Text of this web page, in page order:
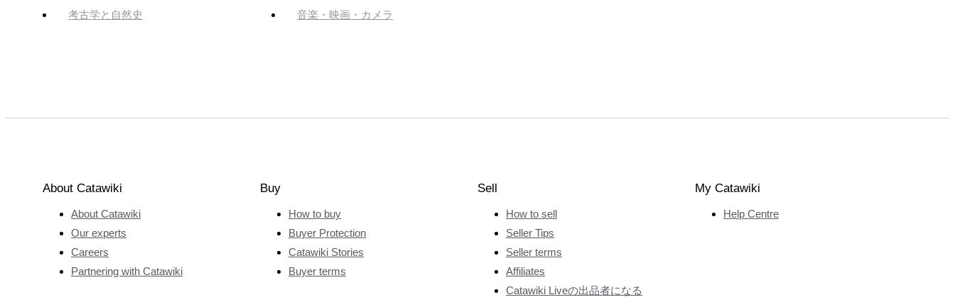
考古学と自然史 音楽・映画・カメラ
About Catawiki
About Catawiki
Our experts
Careers
Partnering with Catawiki
Buy
How to buy
Buyer Protection
Catawiki Stories
Buyer terms
Sell
How to sell
Seller Tips
Seller terms
Affiliates
Catawiki Liveの出品者になる
My Catawiki
Help Centre